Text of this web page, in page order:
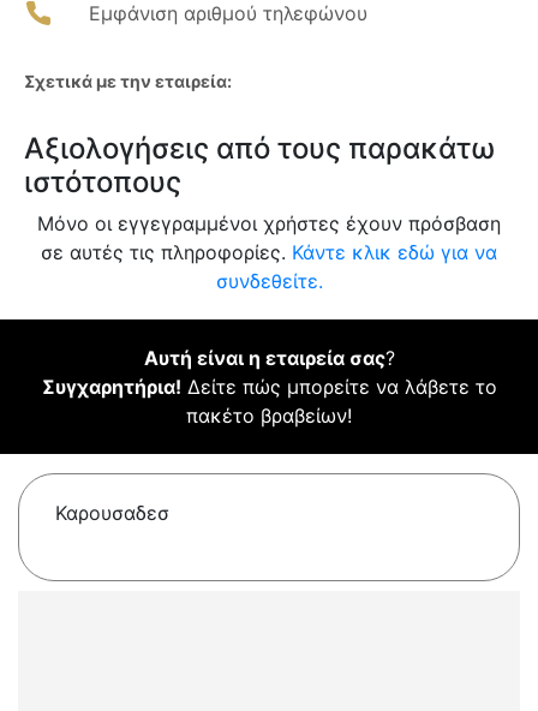
Εμφάνιση αριθμού τηλεφώνου
Σχετικά με την εταιρεία:
Αξιολογήσεις από τους παρακάτω
ιστότοπους
Μόνο οι εγγεγραμμένοι χρήστες έχουν πρόσβαση
σε αυτές τις πληροφορίες. Κάντε κλικ εδώ για να
συνδεθείτε.
Αυτή είναι η εταιρεία σας?
Συγχαρητήρια! Δείτε πώς μπορείτε να λάβετε το
πακέτο βραβείων!
Καρουσαδεσ